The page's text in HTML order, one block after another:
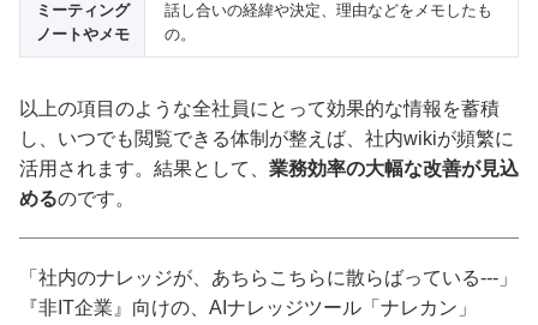
ミーティング
ノートやメモ
話し合いの経緯や決定、理由などをメモしたも
の。
以上の項目のような全社員にとって効果的な情報を蓄積
し、いつでも閲覧できる体制が整えば、社内wikiが頻繁に
活用されます。結果として、 業務効率の大幅な改善が見込
めるのです。
「社内のナレッジが、あちらこちらに散らばっている---」
『非IT企業』向けの、AIナレッジツール「ナレカン」